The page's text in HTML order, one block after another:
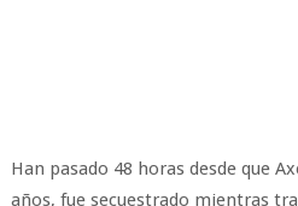
Han pasado 48 horas desde que
años, fue secuestrado mientras